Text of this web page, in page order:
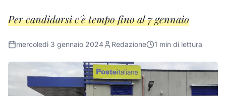
Per candidarsi c'è tempo fino al 7 gennaio
mercoledì 3 gennaio 2024 Redazione 1 min di lettura